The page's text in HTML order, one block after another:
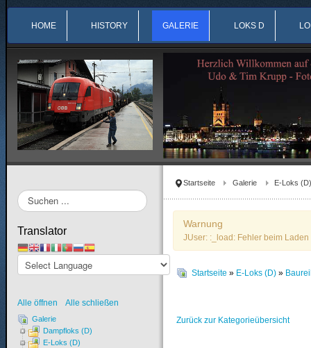
HOME HISTORY GALERIE LOKS D
Startseite Galerie E-Loks (D)
Warnung
JUser: :_load: Fehler beim
Startseite » E-Loks (D) »
Zurück zur Kategorieübersicht
Suchen
...
Translator
Alle öffnen Alle schließen
Galerie
Dampfloks (D)
E-Loks (D)